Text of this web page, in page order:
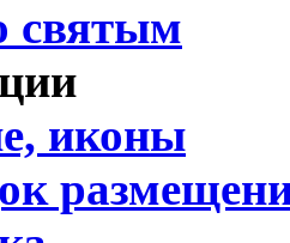
святым
иконы